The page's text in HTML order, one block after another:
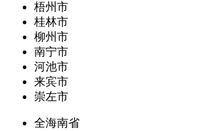
梧州市
桂林市
柳州市
南宁市
河池市
来宾市
崇左市
全海南省